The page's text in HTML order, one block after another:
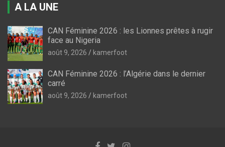
A LA UNE
CAN Féminine 2026 : les Lionnes prêtes à rugir
face au Nigeria
août 9, 2026 kamerfoot
CAN Féminine 2026 : l’Algérie dans le dernier
carré
août 9, 2026 kamerfoot